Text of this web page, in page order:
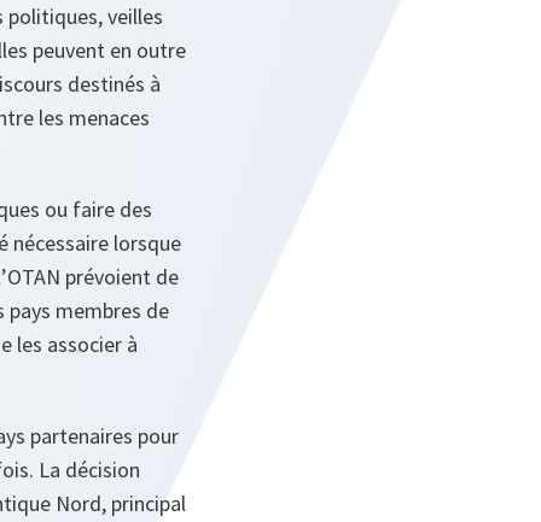
politiques, veilles
peuvent en outre
destinés à
les menaces
ou faire des
nécessaire lorsque
prévoient de
pays membres de
les associer à
partenaires pour
La décision
Nord, principal